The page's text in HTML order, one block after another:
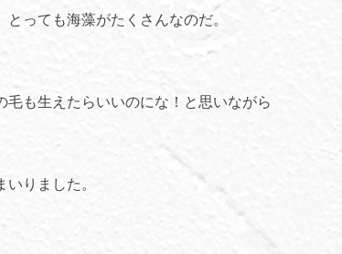
っても海藻がたくさんなのだ。
も生えたらいいのにな！と思いながら
りました。